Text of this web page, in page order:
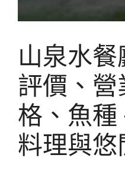
山泉水
評價、
格、魚種
料理與